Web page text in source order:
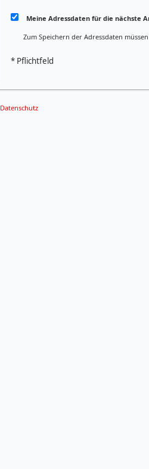
Meine Adressdaten für die nächste
Zum Speichern der Adressdaten müssen
* Pflichtfeld
Datenschutz